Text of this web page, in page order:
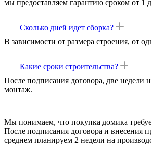
мы предоставляем гарантию сроком от 1
Сколько дней идет сборка?
В зависимости от размера строения, от
Какие сроки строительства?
После подписания договора, две недели
монтаж.
Мы понимаем, что покупка домика
После подписания договора и внесения
среднем планируем 2 недели на